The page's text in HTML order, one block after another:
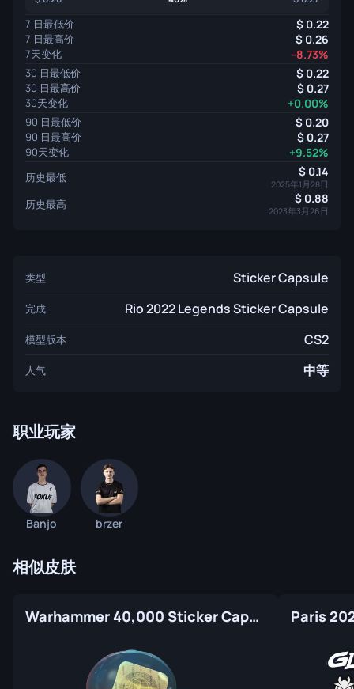
7 日最低价 0.22
7 日最高价 0.26
7天变化 -8.73%
30 日最低价 0.22
30 日最高价 0.27
30天变化 +0.00%
90 日最低价 0.20
90 日最高价 0.27
90天变化 +9.52%
历史最低 0.14
2025年1月28日
历史最高 0.88
2023年3月26日
类型 Sticker Capsule
完成 Rio 2022 Legends Sticker Capsule
模型版本 CS2
人气 中等
职业玩家
Banjo brzer
相似皮肤
Warhammer 40,000 Sticker Capsule